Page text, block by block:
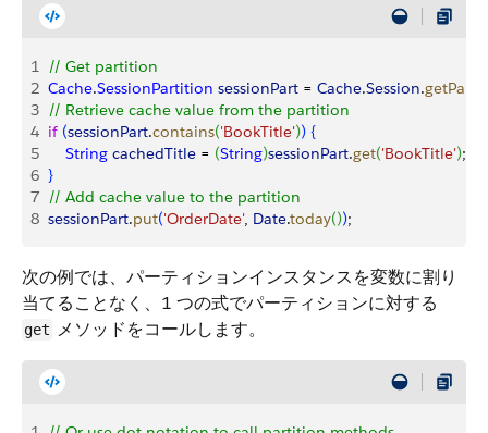
1 // Get partition
2 Cache.SessionPartition sessionPart = Cache.Session.
3 // Retrieve cache value from the partition
4 if (sessionPart.contains('BookTitle')) {
5
    String
cachedTitle = (String)sessionPart.get('BookTitle');
6 }
7 // Add cache value to the partition
8 sessionPart.put('OrderDate', Date.today());
次の例では、パーティションインスタンスを変数に割り
当てることなく、1 つの式でパーティションに対する
get メソッドをコールします。